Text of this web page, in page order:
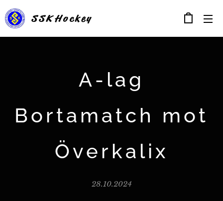
SSKHockey
A-lag
Bortamatch mot
Överkalix
28.10.2024